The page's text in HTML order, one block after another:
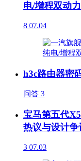
电/增程双动
8 07.04
h3c路由器密
问答 3
宝马第五代
热议与设计争
3 07.03